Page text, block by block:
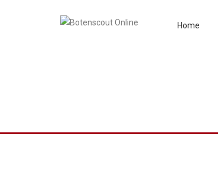
Home